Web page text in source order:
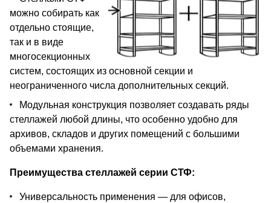
можно собирать как
отдельно стоящие,
так и в виде
многосекционных
систем, состоящих из основной секции и
неограниченного числа дополнительных секций.
Модульная конструкция позволяет создавать ряды
стеллажей любой длины, что особенно удобно для
архивов, складов и других помещений с большими
объемами хранения.
Преимущества стеллажей серии СТФ:
Универсальность применения — для офисов,